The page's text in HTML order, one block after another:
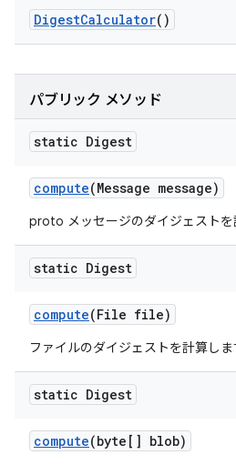
DigestCalculator()
パブリック メソッド
static Digest
compute(Message message)
proto メッセージのダイジェストを
static Digest
compute(File file)
ファイルのダイジェストを計算しま
static Digest
compute(byte[] blob)